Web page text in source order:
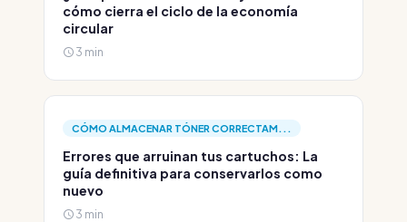
cómo cierra el ciclo de la economía
circular
3 min
CÓMO ALMACENAR TÓNER CORRECTAM...
Errores que arruinan tus cartuchos: La
guía definitiva para conservarlos como
nuevo
3 min